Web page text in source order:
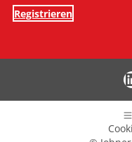
Registrieren